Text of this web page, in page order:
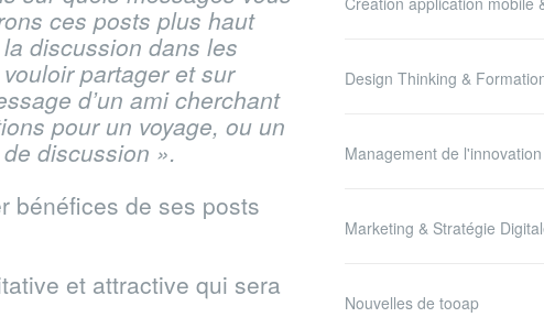
ces posts plus haut
discussion dans les
partager et sur
d’un ami cherchant
pour un voyage, ou un
discussion ».
bénéfices de ses posts
et attractive qui sera
Design Thinking &
Management de l'innovation
Marketing & Stratégie
Nouvelles de tooap